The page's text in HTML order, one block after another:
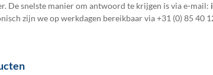
De snelste manier om antwoord te krijgen is via e-mail:
zijn we op werkdagen bereikbaar via+31 (0) 85 40